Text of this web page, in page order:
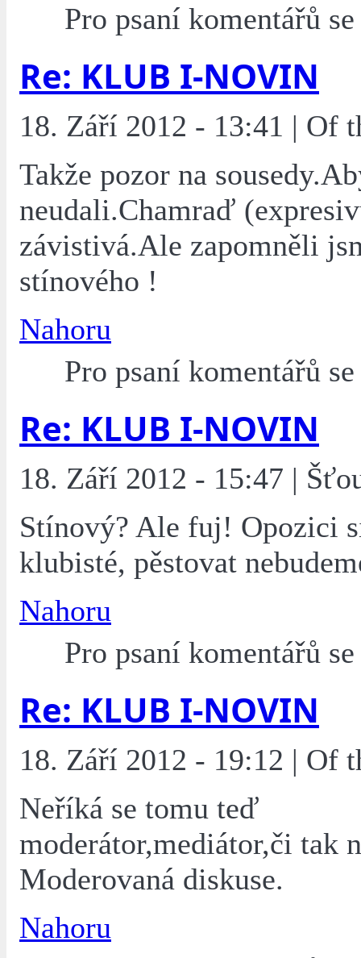
Pro psaní komentářů
Re: KLUB I-NOVIN
18. Září 2012 - 13:41 | Of
Takže pozor na
neudali.Chamraď
závistivá.Ale zapomněli
stínového !
Nahoru
Pro psaní komentářů
Re: KLUB I-NOVIN
18. Září 2012 - 15:47 |
Stínový? Ale fuj! Opozici
klubisté, pěstovat
Nahoru
Pro psaní komentářů
Re: KLUB I-NOVIN
18. Září 2012 - 19:12 | Of
Neříká se tomu teď
moderátor,mediátor,či tak
Moderovaná diskuse.
Nahoru